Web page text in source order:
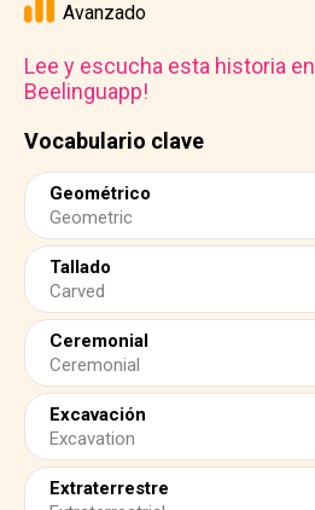
Vocabulario clave
Geométrico
Geometric
Tallado
Carved
Ceremonial
Ceremonial
Excavación
Excavation
Extraterrestre
Avanzado
Lee y escucha esta historia en
Beelinguapp!